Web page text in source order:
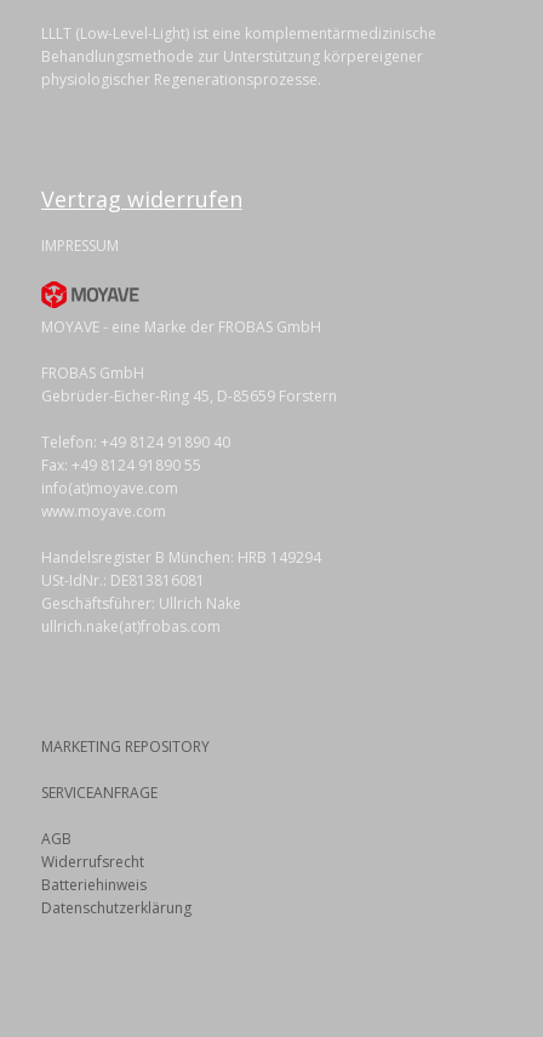
LLLT (Low-Level-Light) ist eine komplementärmedizinische
Behandlungsmethode zur Unterstützung körpereigener
physiologischer Regenerationsprozesse.
Vertrag widerrufen
IMPRESSUM
MOYAVE - eine Marke der FROBAS GmbH
FROBAS GmbH
Gebrüder-Eicher-Ring 45, D-85659 Forstern
Telefon: +49 8124 91890 40
Fax: +49 8124 91890 55
info(at)moyave.com
www.moyave.com
Handelsregister B München: HRB 149294
USt-IdNr.: DE813816081
Geschäftsführer: Ullrich Nake
ullrich.nake(at)frobas.com
MARKETING REPOSITORY
SERVICEANFRAGE
AGB
Widerrufsrecht
Batteriehinweis
Datenschutzerklärung